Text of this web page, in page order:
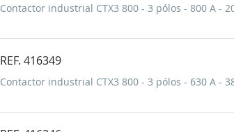
Contactor industrial CTX3 800 - 3 pólos - 800 A -
REF. 416349
Contactor industrial CTX3 800 - 3 pólos - 630 A -